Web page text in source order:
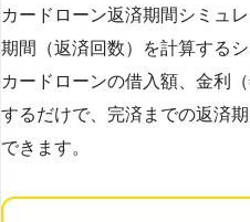
カードローン返済期間シミュ
期間（返済回数）を計算する
カードローンの借入額、金利
するだけで、完済までの返済
できます。